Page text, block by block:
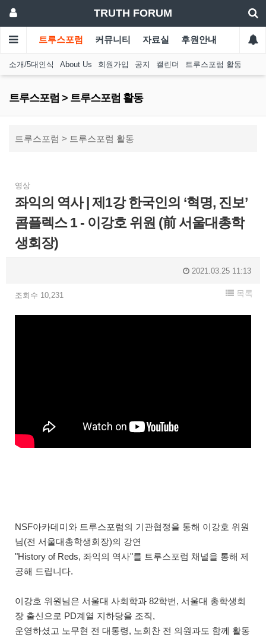
TRUTH FORUM
트루스포럼 커뮤니티 자료실 후원안내
소개/5대인식 About Us 회원가입 공지 캘린더 트루스포럼 활동
트루스포럼 > 트루스포럼 활동
트루스포럼 > 트루스포럼 활동
영상
좌익의 역사 | 제1강 한국인의 ‘혁명, 진보’
콤플렉스 1 - 이강호 위원 (前 서울대총학
생회장)
2021.03.25 11:13
조회수 10,231 목록
NSF아카데미와 트루스포럼의 기관협정을 통해 이강호 위원
님(전 서울대총학생회장)의 강연
"History of Reds, 좌익의 역사"를 트루스포럼 채널을 통해 제
공해 드립니다.
이강호 위원님은 서울대 사회학과 82학번, 서울대 총학생회
장 출신으로 PD계열 지하당을 조직,
운영하셨고 노무현 전 대통령, 노회찬 전 의원과도 함께 활동